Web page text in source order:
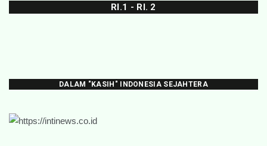
RI.1 - RI. 2
DALAM "KASIH" INDONESIA SEJAHTERA